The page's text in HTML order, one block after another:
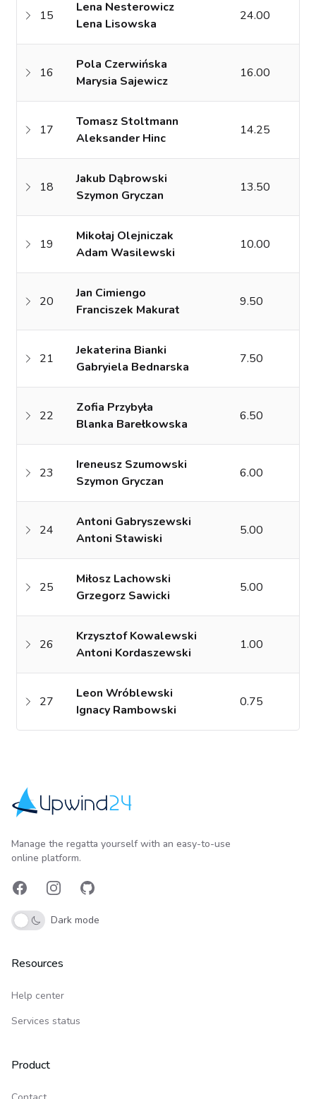
15
Lena Nesterowicz
Lena Lisowska
24.00
16
Pola Czerwińska
Marysia Sajewicz
16.00
17
Tomasz Stoltmann
Aleksander Hinc
14.25
18
Jakub Dąbrowski
Szymon Gryczan
13.50
19
Mikołaj Olejniczak
Adam Wasilewski
10.00
20
Jan Cimiengo
Franciszek Makurat
9.50
21
Jekaterina Bianki
Gabryiela Bednarska
7.50
22
Zofia Przybyła
Blanka Barełkowska
6.50
23
Ireneusz Szumowski
Szymon Gryczan
6.00
24
Antoni Gabryszewski
Antoni Stawiski
5.00
25
Miłosz Lachowski
Grzegorz Sawicki
5.00
26
Krzysztof Kowalewski
Antoni Kordaszewski
1.00
27
Leon Wróblewski
Ignacy Rambowski
0.75
Manage the regatta yourself with an easy-to-use
online platform.
FacebookInstagramGitHub
Dark mode
Resources
Help center
Services status
Product